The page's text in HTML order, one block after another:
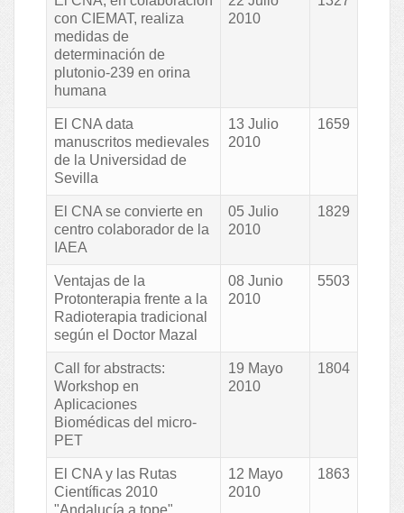
con CIEMAT, realiza
medidas de
determinación de
plutonio-239 en orina
humana
2010
El CNA data
manuscritos medievales
de la Universidad de
Sevilla
13 Julio
2010
1659
El CNA se convierte en
centro colaborador de la
IAEA
05 Julio
2010
1829
Ventajas de la
Protonterapia frente a la
Radioterapia tradicional
según el Doctor Mazal
08 Junio
2010
5503
Call for abstracts:
Workshop en
Aplicaciones
Biomédicas del micro-
PET
19 Mayo
2010
1804
El CNA y las Rutas
Científicas 2010
12 Mayo
2010
1863